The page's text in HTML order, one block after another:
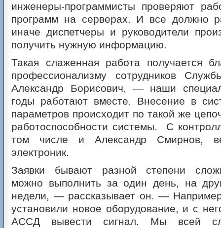
инженеры-программисты проверяют
программ на серверах. И все должно
иначе диспетчеры и руководители
получить нужную информацию.
Такая слаженная работа получается
профессионализму сотрудников
Александр Борисович, — наши
годы работают вместе. Внесение в
параметров происходит по такой же
работоспособности системы. С
том числе и Александр Смирнов,
электроник.
Заявки бывают разной степени
можно выполнить за один день, на
недели, — рассказывает он. —
установили новое оборудование, и с
АССД вывести сигнал. Мы всей